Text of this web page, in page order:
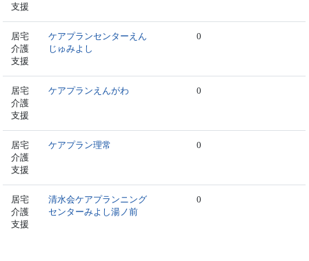
支援
居宅
介護
支援
ケアプランセンターえん
じゅみよし
0
居宅
介護
支援
ケアプランえんがわ 0
居宅
介護
支援
ケアプラン理常 0
居宅
介護
支援
清水会ケアプランニング
センターみよし湯ノ前
0